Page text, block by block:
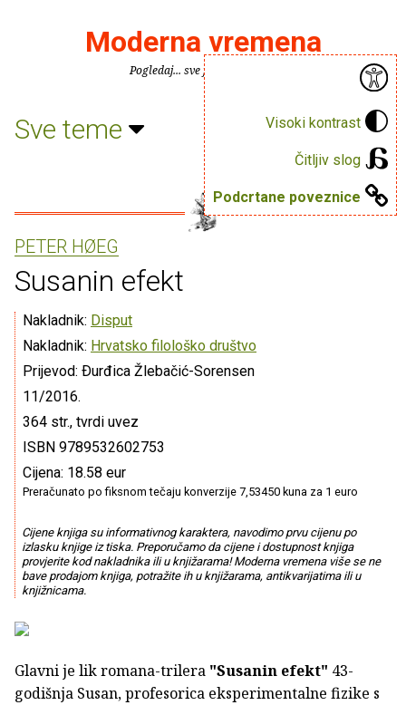
Visoki kontrast
Čitljiv slog
Podcrtane poveznice
Moderna vremena
Pogledaj... sve je puno knjiga.
Sve teme
PETER HØEG
Susanin efekt
Nakladnik: Disput
Nakladnik: Hrvatsko filološko društvo
Prijevod: Ðurđica Žlebačić-Sorensen
11/2016.
364 str., tvrdi uvez
ISBN 9789532602753
Cijena: 18.58 eur
Preračunato po fiksnom tečaju konverzije 7,53450 kuna za 1 euro
Cijene knjiga su informativnog karaktera, navodimo prvu cijenu po
izlasku knjige iz tiska. Preporučamo da cijene i dostupnost knjiga
provjerite kod nakladnika ili u knjižarama! Moderna vremena više se ne
bave prodajom knjiga, potražite ih u knjižarama, antikvarijatima ili u
knjižnicama.
Glavni je lik romana-trilera "Susanin efekt" 43-
godišnja Susan, profesorica eksperimentalne fizike s